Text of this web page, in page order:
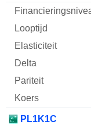
PL1K1C